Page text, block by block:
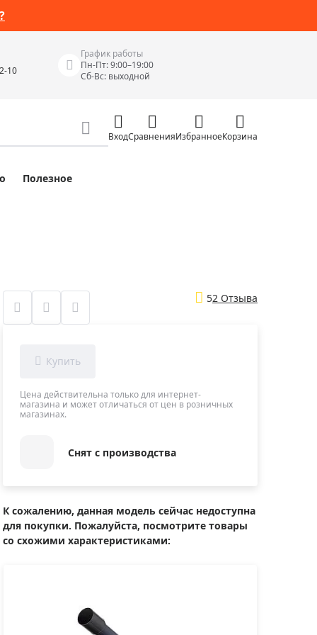
10
График работы
Пн-Пт: 9:00–19:00
Сб-Вс: выходной
Измерительные инструменты
Приборы неразрушающего контроля
Приборы теплового контроля
Детекторы проводки
Лазерные дальномеры
Курвиметры
Тестеры качества воды
Прочее
ВходСравненияИзбранноеКорзина
Полезное
52 Отзыва
Цена действительна только для интернет-
магазина и может отличаться от цен в розничных
магазинах.
Снят с производства
К сожалению, данная модель сейчас недоступна
для покупки. Пожалуйста, посмотрите товары
со схожими характеристиками: